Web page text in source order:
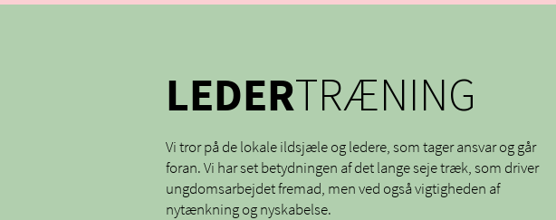
LEDERTRÆNING
Vi tror på de lokale ildsjæle og ledere, som tager ansvar og går
foran. Vi har set betydningen af det lange seje træk, som driver
ungdomsarbejdet fremad, men ved også vigtigheden af
nytænkning og nyskabelse. ​